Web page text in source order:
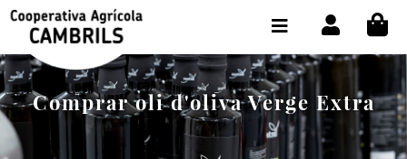
Comprar oli d'oliva Verge Extra
BOTIGA COMPRA ONLINE
LA COOPERATIVA
OLEOTOUR
PRODUCTES